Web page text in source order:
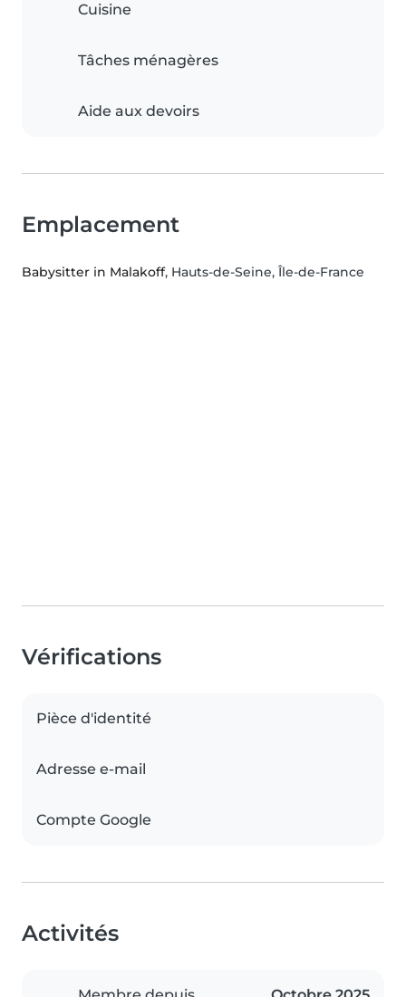
Cuisine
Tâches ménagères
Aide aux devoirs
Emplacement
Babysitter in Malakoff, Hauts-de-Seine, Île-de-France
Vérifications
Pièce d'identité
Adresse e-mail
Compte Google
Activités